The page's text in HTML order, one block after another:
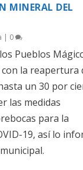
MINERAL DEL
| 0
Pueblos
la reapertura
un 30 por
las medidas
para la
19, así lo